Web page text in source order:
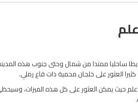
العثور على خلجان محمية ذات قاع رملي.
بعد 20 كيلومتر من مرسى علم حيث يمكن العثور على كل هذه